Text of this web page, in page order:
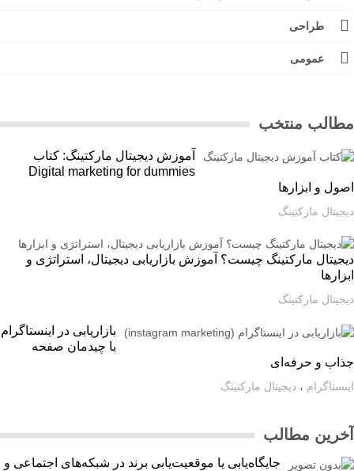
طراحی
عمومی
منتخب
آموزش دیجیتال مارکتینگ: کتاب
Digital marketing for dummies
و ابزارها
مارکتینگ
مارکتینگ چیست؟ آموزش بازاریابی دیجیتال، استراتژی و
مارکتینگ
بازاریابی در اینستاگرام
با چیدمان صفحه
و حرفه‌ای
،دیجیتال مارکتینگ
مطالب
جایگاه‌یابی یا موقعیت‌یابی برند در شبکه‌های اجتماعی و